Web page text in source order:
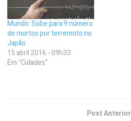
Mundo: Sobe para 9 número
de mortos por terremoto no
Japão
15 abril 2016 - 09h33
Em "Cidades"
Post Anterior